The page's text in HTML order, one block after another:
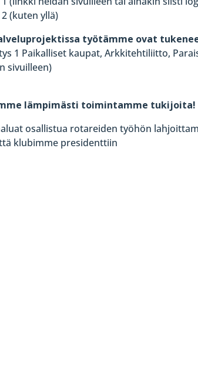
(kuten yllä)
työtämme ovat
1 Paikalliset kaupat, Arkkitehtiliitto,
sivuilleen)
lämpimästi toimintamme tukijoita!
osallistua rotareiden työhön
klubimme presidenttiin